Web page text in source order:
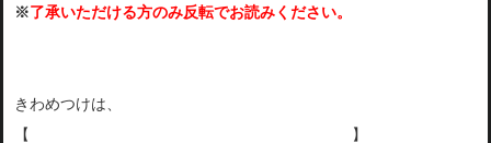
※了承いただける方のみ反転でお読みください。
きわめつけは、
【
】